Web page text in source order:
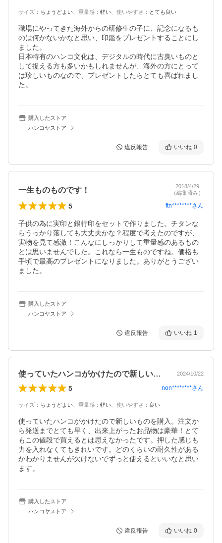
サイズ ： ちょうどよい 重量感 ： 軽い 使いやすさ ： とても良い
職場にやってきた海外からの研修生の子に、記念になるも
のは何かないかなと思い、印鑑をプレゼントすることにし
ました。
日本特有のハンコ文化は、デジタルの時代に古臭いものと
して捉える方も多いかもしれませんが、海外の方にとって
は珍しいものなので、プレゼントしたらとても喜ばれまし
た。
購入したストア
ハンコヤストア
違反報告 いいね 0
一生ものものです！
2018/4/29
（編集済み）
5 ftn********さん
子供の為に実印と銀行印をセットで作りました。チタンな
らうっかり落しても大丈夫かな？程度で考えたのですが、
実物を見て感激！こんなにしっかりして重量感のあるもの
とは思いませんでした。これなら一生ものですね。価格も
手頃で最高のプレゼントになりました。ありがとうござい
ました。
購入したストア
ハンコヤストア
違反報告 いいね 1
使っていたハンコがかけたので新しいもの… 2024/10/22
5 non********さん
サイズ ： ちょうどよい 重量感 ： 軽い 使いやすさ ： 良い
使っていたハンコがかけたので新しいものを購入。注文か
ら発送までとても早く、出来上がったお品物は豪華！とて
もこの値段で買えるとは思えなかったです。押した感じも
力を入れなくてもきれいです。どのくらいの耐久性がある
かわかりませんが欠けないでずっと使えるといいなと思い
ます。
購入したストア
ハンコヤストア
違反報告 いいね 0